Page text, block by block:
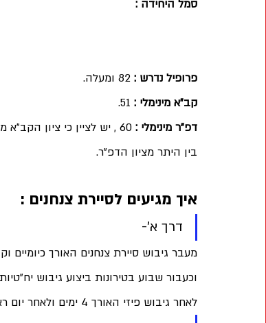
סמל היחידה :
פרופיל נדרש :
קב"א מינימלי :
דפ"ר מינימלי :
60 , יש לציין כי ציון
בין היתר מציון הדפ"ר.
איך מגיעים לסיירת צנחנים :
דרך א'-
מעבר גיבוש סיירת צנחנים האורך
לאחר גיבוש פיזי האורך 4 ימים ולאחר יום ראיונות.